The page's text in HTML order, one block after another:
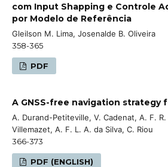
com Input Shapping e Controle
por Modelo de Referência
Gleilson M. Lima, Josenalde B. Oliveira
358-365
PDF
A GNSS-free navigation strategy
A. Durand-Petiteville, V. Cadenat, A. F.
Villemazet, A. F. L. A. da Silva, C. Riou
366-373
PDF (ENGLISH)